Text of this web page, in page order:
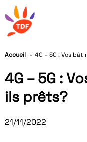
Accueil 4G – 5G : Vos
4G – 5G :
ils prêts?
21/11/2022